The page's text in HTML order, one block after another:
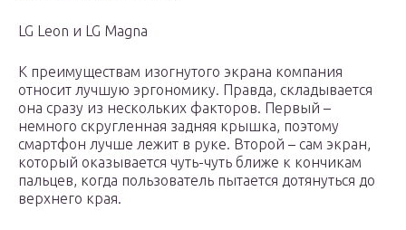
LG Leon и LG Magna
К преимуществам изогнутого экрана компания
относит лучшую эргономику. Правда, складывается
она сразу из нескольких факторов. Первый –
немного скругленная задняя крышка, поэтому
смартфон лучше лежит в руке. Второй – сам экран,
который оказывается чуть-чуть ближе к кончикам
пальцев, когда пользователь пытается дотянуться до
верхнего края.